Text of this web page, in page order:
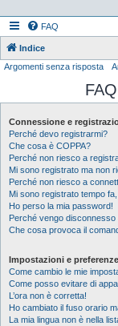
FAQ
Indice
Argomenti senza risposta
Connessione e
Perché devo registrarmi?
Che cosa è COPPA?
Perché non riesco a
Mi sono registrato ma non
Perché non riesco a
Mi sono registrato tempo
Ho perso la mia password!
Perché vengo disconnesso
Che cosa provoca il
Impostazioni e
Come cambio le mie
Come posso evitare di
L’ora non è corretta!
Ho cambiato il fuso orario
La mia lingua non è nella